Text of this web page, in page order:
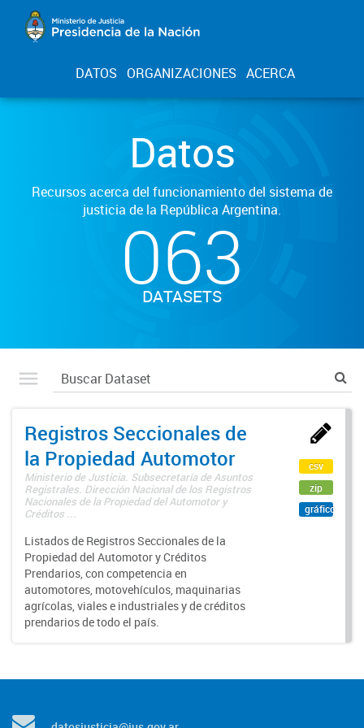
DATOS ORGANIZACIONES ACERCA
Datos
Recursos acerca del funcionamiento del sistema de
justicia de la República Argentina.
063
DATASETS
Registros Seccionales de
la Propiedad Automotor
Ministerio de Justicia. Subsecretaría de Asuntos
Registrales. Dirección Nacional de los Registros
Nacionales de la Propiedad del Automotor y
Créditos ...
Listados de Registros Seccionales de la
Propiedad del Automotor y Créditos
Prendarios, con competencia en
automotores, motovehículos, maquinarias
agrícolas, viales e industriales y de créditos
prendarios de todo el país.
csv
zip
gráfico